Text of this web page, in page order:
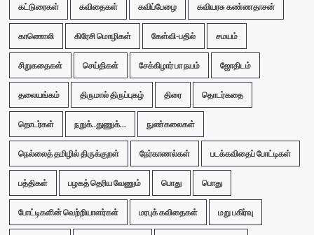
கட்டுரைகள் கவிதைகள் கவிப்பேழை கவியரசு கண்ணதாசன்
காணொலி கிரேசி மொழிகள் கேள்வி-பதில் சமயம்
சிறுகதைகள் செய்திகள் சேக்கிழார் பா நயம் ஜோதிடம்
தலையங்கம் திருமால் திருப்புகழ் திரை தொடர்கதை
தொடர்கள் நறுக்..துணுக்... நுண்கலைகள்
நெல்லைத் தமிழில் திருக்குறள் நேர்காணல்கள் படக்கவிதைப் போட்டிகள்
பத்திகள் பழகத் தெரிய வேணும் பொது பொது
போட்டிகளின் வெற்றியாளர்கள் மரபுக் கவிதைகள் மறு பகிர்வு